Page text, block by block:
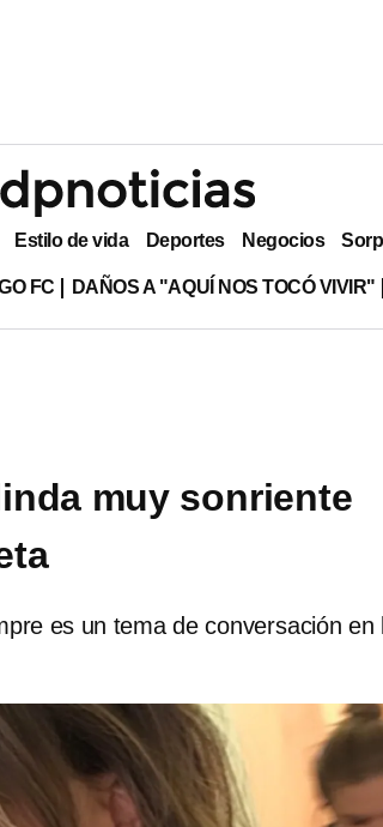
Estilo de vida Deportes Negocios
FC DAÑOS A "AQUÍ NOS TOCÓ VIVIR"
muy sonriente
es un tema de conversación en